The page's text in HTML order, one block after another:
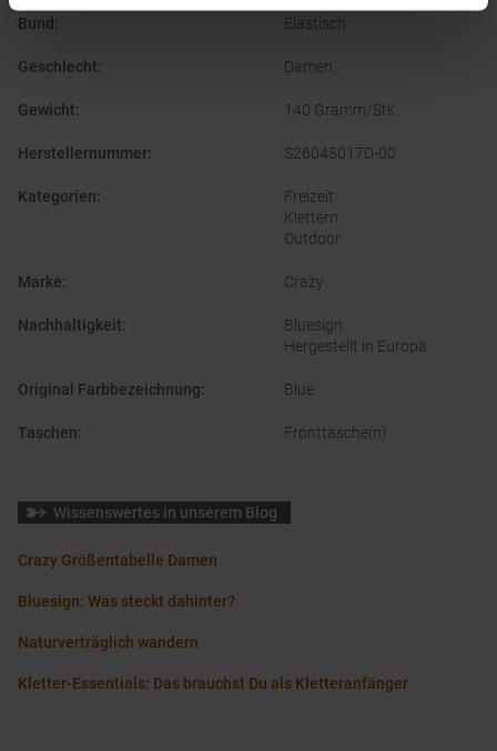
Bund : Elastisch
Geschlecht: Damen
Gewicht: 140 Gramm/Stk.
Herstellernummer: S26045017D-00
Kategorien:
Freizeit
Klettern
Outdoor
Marke: Crazy
Nachhaltigkeit:
Bluesign
Hergestellt in Europa
Original Farbbezeichnung: Blue
Taschen: Fronttasche(n)
Wissenswertes in unserem Blog
Crazy Größentabelle Damen
Bluesign: Was steckt dahinter?
Naturverträglich wandern
Kletter-Essentials: Das brauchst Du als Kletteranfänger